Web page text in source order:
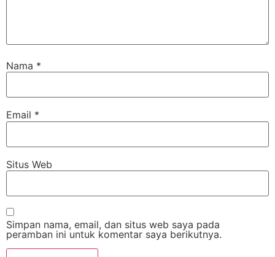
Nama *
Email *
Situs Web
Simpan nama, email, dan situs web saya pada
peramban ini untuk komentar saya berikutnya.